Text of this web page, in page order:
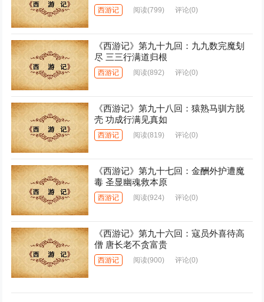
西游记 阅读(799) 评论(0)
《西游记》第九十九回：九九数完魔刬
尽 三三行满道归根
西游记 阅读(892) 评论(0)
《西游记》第九十八回：猿熟马驯方脱
壳 功成行满见真如
西游记 阅读(819) 评论(0)
《西游记》第九十七回：金酬外护遭魔
毒 圣显幽魂救本原
西游记 阅读(924) 评论(0)
《西游记》第九十六回：寇员外喜待高
僧 唐长老不贪富贵
西游记 阅读(900) 评论(0)